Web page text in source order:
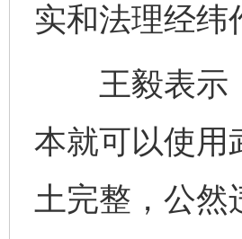
实和法理经纬
王毅表示，
本就可以使用
土完整，公